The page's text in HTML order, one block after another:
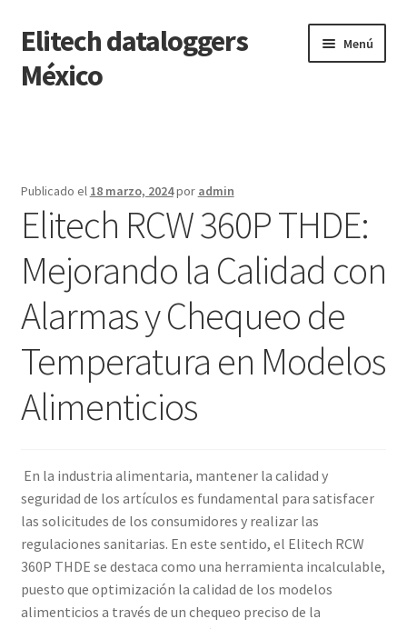
Saltar
a
navegación
Ir
al
contenido
Elitech dataloggers
México
Menú
Finalizar compra
Mi cuenta
Página de ejemplo
Tienda
Publicado el 18 marzo, 2024por admin
Elitech RCW 360P THDE:
Mejorando la Calidad con
Alarmas y Chequeo de
Temperatura en Modelos
Alimenticios
En la industria alimentaria, mantener la calidad y
seguridad de los artículos es fundamental para satisfacer
las solicitudes de los consumidores y realizar las
regulaciones sanitarias. En este sentido, el Elitech RCW
360P THDE se destaca como una herramienta incalculable,
puesto que optimización la calidad de los modelos
alimenticios a través de un chequeo preciso de la